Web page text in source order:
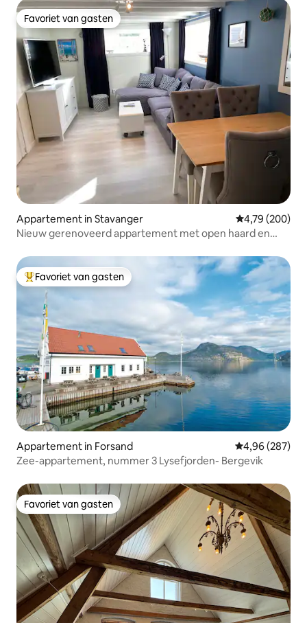
Favoriet van gasten
Favoriet van gasten
Appartement in Stavanger Gemiddelde
4,79 (200)
Nieuw gerenoveerd appartement met open haard en
Topfavoriet van gasten
Favoriet van gasten
Appartement in Forsand Gemiddelde
4,96 (287)
Zee-appartement, nummer 3 Lysefjorden- Bergevik
Favoriet van gasten
Favoriet van gasten